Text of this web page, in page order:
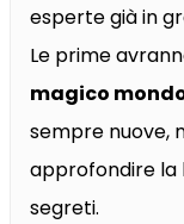
esperte già in
Le prime
magico
sempre nuove,
approfondire la
segreti.